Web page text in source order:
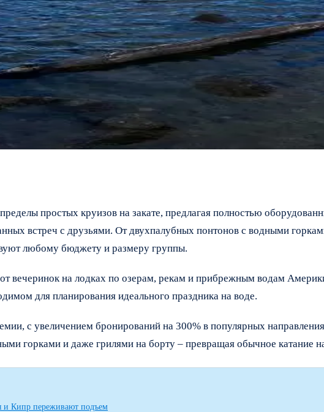
простых круизов на закате, предлагая полностью
встреч с друзьями. От двухпалубных понтонов с водными
любому бюджету и размеру группы.
вечеринок на лодках по озерам, рекам и прибрежным водам
для планирования идеального праздника на воде.
с увеличением бронирований на 300% в популярных
горками и даже грилями на борту – превращая обычное катание
и Кипр переживают подъем